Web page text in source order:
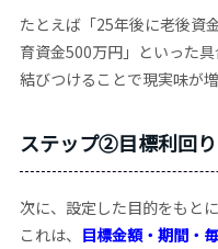
たとえば「25年後に老後資
育資金500万円」といった
結びつけることで現実味が増
ステップ②目標利回
次に、設定した目的をもと
これは、 目標金額・期間・